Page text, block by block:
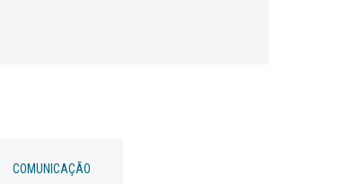
COMUNICAÇÃO